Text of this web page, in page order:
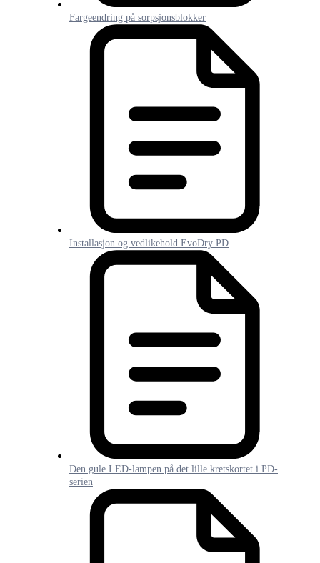
Fargeendring på sorpsjonsblokker
Installasjon og vedlikehold EvoDry PD
Den gule LED-lampen på det lille kretskortet i PD-
serien